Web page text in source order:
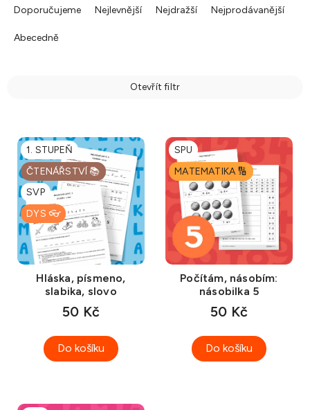
a
e
Doporučujeme Nejlevnější Nejdražší Nejprodávanější
Abecedně
Otevřít filtr
1. STUPEŇ
ČTENÁŘSTVÍ 📚
SVP
DYS 👓
Hláska, písmeno,
slabika, slovo
50 Kč
Do košíku
SPU
MATEMATIKA 🔢
Počítám, násobím:
násobilka 5
50 Kč
Do košíku